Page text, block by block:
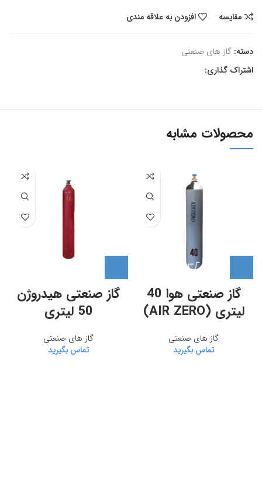
مقايسه
افزودن به علاقه مندی
دسته: گاز های صنعتی
اشتراک گذاری:
محصولات مشابه
گاز صنعتی هوا 40
لیتری (AIR ZERO)
گاز های صنعتی
تماس بگیرید
گاز صنعتی هیدروژن
50 لیتری
گاز های صنعتی
تماس بگیرید